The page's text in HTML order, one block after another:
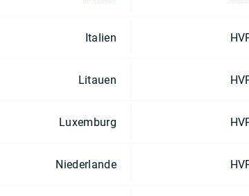
Italien
Litauen
Luxemburg
Niederlande